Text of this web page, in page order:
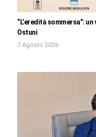
“L’eredità sommersa”:
Ostuni
7 Agosto 2026